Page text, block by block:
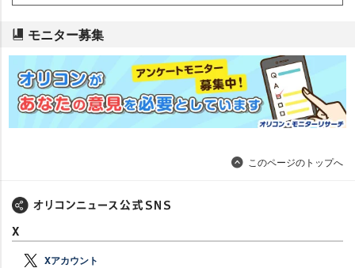
モニター募集
このページのトップへ
X
Xアカウント